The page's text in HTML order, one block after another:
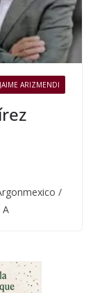
ARIZMENDI
/
A